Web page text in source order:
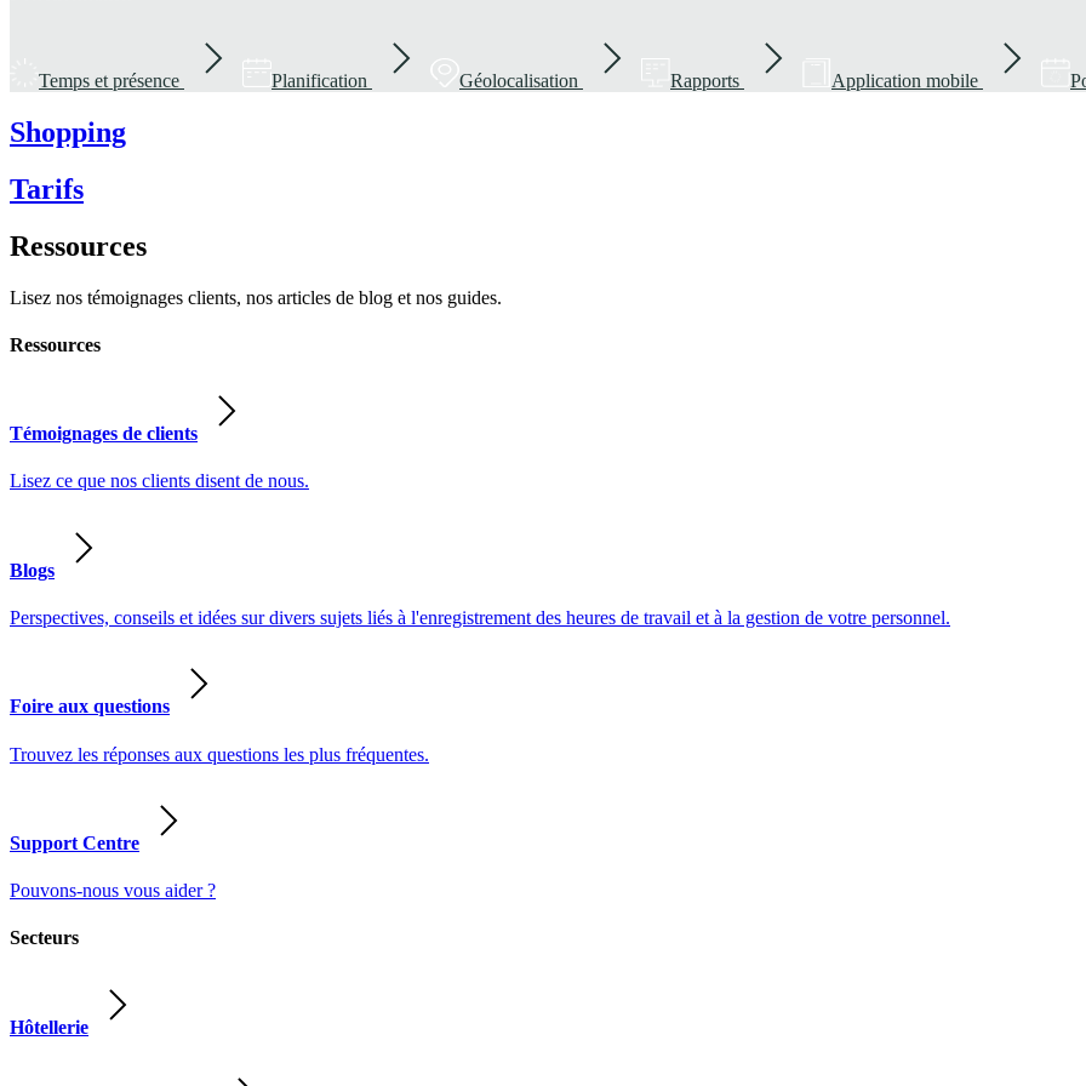
Temps et présence Planification Géolocalisation Rapports Application mobile
Shopping
Tarifs
Ressources
Lisez nos témoignages clients, nos articles de blog et nos guides.
Ressources
Témoignages de clients
Lisez ce que nos clients disent de nous.
Blogs
Perspectives, conseils et idées sur divers sujets liés à l'enregistrement des heures de travail et à la gestion de votre personnel.
Foire aux questions
Trouvez les réponses aux questions les plus fréquentes.
Support Centre
Pouvons-nous vous aider ?
Secteurs
Hôtellerie